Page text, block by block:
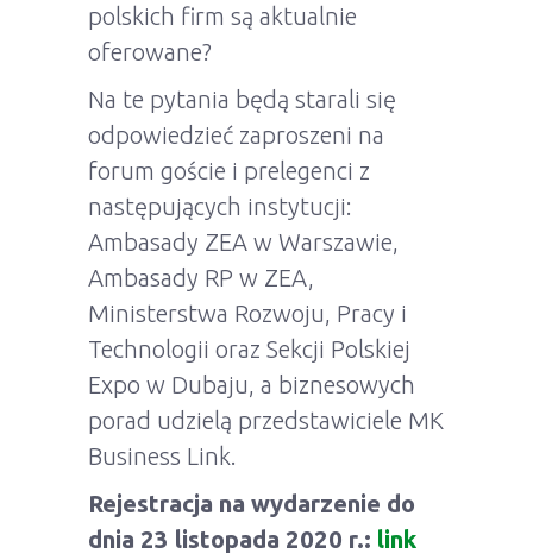
polskich firm są aktualnie
oferowane?
Na te pytania będą starali się
odpowiedzieć zaproszeni na
forum goście i prelegenci z
następujących instytucji:
Ambasady ZEA w Warszawie,
Ambasady RP w ZEA,
Ministerstwa Rozwoju, Pracy i
Technologii oraz Sekcji Polskiej
Expo w Dubaju, a biznesowych
porad udzielą przedstawiciele MK
Business Link.
Rejestracja na wydarzenie do
dnia 23 listopada 2020 r.: link